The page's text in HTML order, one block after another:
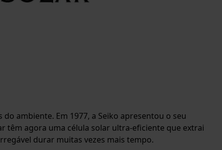
ambiente. Em 1977, a Seiko apresentou o seu
têm agora uma célula solar ultra-eficiente que extrai
durar muitas vezes mais tempo.